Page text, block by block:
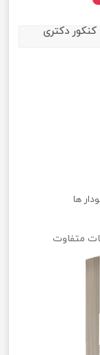
دکتری
ها
متفاوت